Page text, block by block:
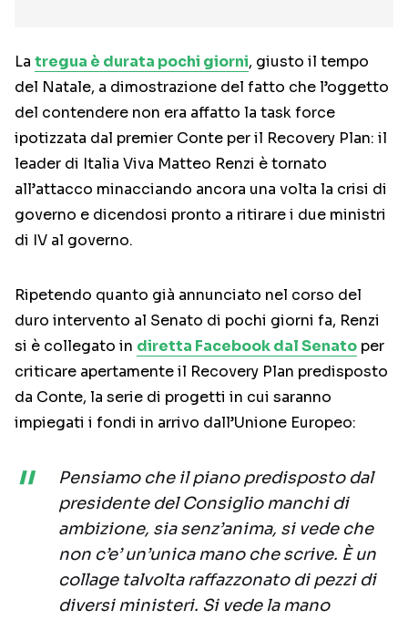
La tregua è durata pochi giorni, giusto il tempo
del Natale, a dimostrazione del fatto che l’oggetto
del contendere non era affatto la task force
ipotizzata dal premier Conte per il Recovery Plan: il
leader di Italia Viva Matteo Renzi è tornato
all’attacco minacciando ancora una volta la crisi di
governo e dicendosi pronto a ritirare i due ministri
di IV al governo.
Ripetendo quanto già annunciato nel corso del
duro intervento al Senato di pochi giorni fa, Renzi
si è collegato in diretta Facebook dal Senato per
criticare apertamente il Recovery Plan predisposto
da Conte, la serie di progetti in cui saranno
impiegati i fondi in arrivo dall’Unione Europeo:
Pensiamo che il piano predisposto dal
presidente del Consiglio manchi di
ambizione, sia senz’anima, si vede che
non c’e’ un’unica mano che scrive. È un
collage talvolta raffazzonato di pezzi di
diversi ministeri. Si vede la mano